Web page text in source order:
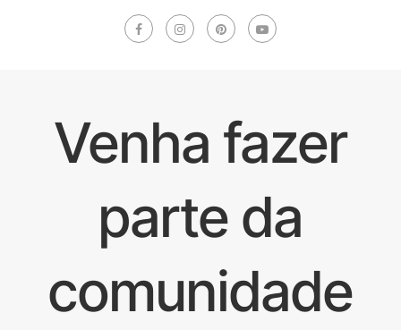
Venha fazer
parte da
comunidade